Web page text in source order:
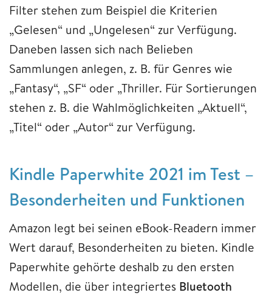
Filter stehen zum Beispiel die Kriterien
„Gelesen“ und „Ungelesen“ zur Verfügung.
Daneben lassen sich nach Belieben
Sammlungen anlegen, z. B. für Genres wie
„Fantasy“, „SF“ oder „Thriller. Für Sortierungen
stehen z. B. die Wahlmöglichkeiten „Aktuell“,
„Titel“ oder „Autor“ zur Verfügung.
Kindle Paperwhite 2021 im Test –
Besonderheiten und Funktionen
Amazon legt bei seinen eBook-Readern immer
Wert darauf, Besonderheiten zu bieten. Kindle
Paperwhite gehörte deshalb zu den ersten
Modellen, die über integriertes Bluetooth